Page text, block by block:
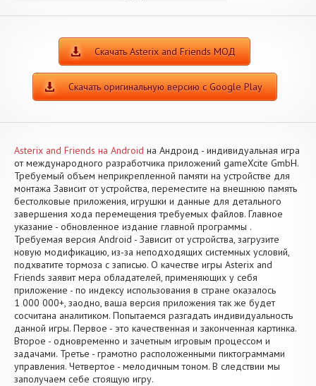
Скачать Asterix and Friends МОД
Скачать оригинальную версию с Google Play
Asterix and Friends на Android на Андроид - индивидуальная игра
от международного разработчика приложений gameXcite GmbH.
Требуемый объем неприкрепленной памяти на устройстве для
монтажа Зависит от устройства, переместите на внешнюю память
бестолковые приложения, игрушки и данные для детального
завершения хода перемещения требуемых файлов. Главное
указание - обновленное издание главной программы .
Требуемая версия Android - Зависит от устройства, загрузите
новую модификацию, из-за неподходящих системных условий,
подхватите тормоза с записью. О качестве игры Asterix and
Friends заявит мера обладателей, применяющих у себя
приложение - по индексу использования в стране оказалось
1 000 000+, заодно, ваша версия приложения так же будет
сосчитана аналитиком. Попытаемся разгадать индивидуальность
данной игры. Первое - это качественная и законченная картинка.
Второе - одновременно и зачетным игровым процессом и
задачами. Третье - грамотно расположенными пиктограммами
управления. Четвертое - мелодичным тоном. В следствии мы
заполучаем себе стоящую игру.